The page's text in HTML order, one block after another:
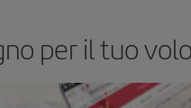
per il tuo